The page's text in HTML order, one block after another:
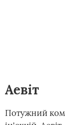
Аевіт
Потужний